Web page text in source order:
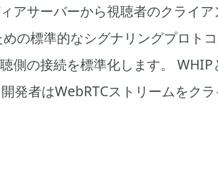
アサーバーから視聴者のクライ
めの標準的なシグナリングプロト
側の接続を標準化します。
発者はWebRTCストリームをク